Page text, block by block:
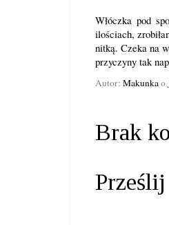
Włóczka pod
ilościach,
nitką. Czeka na
przyczyny tak
Autor: Makunkao
Brak